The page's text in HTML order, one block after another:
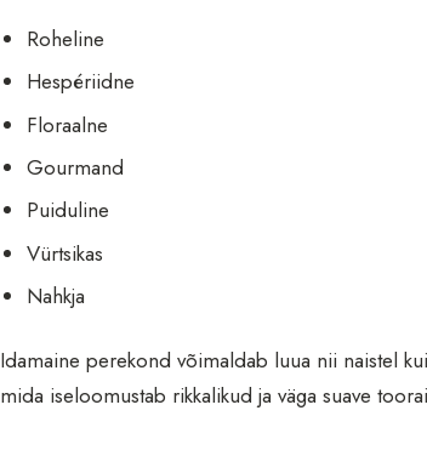
Roheline
Hespériidne
Floraalne
Gourmand
Puiduline
Vürtsikas
Nahkja
Idamaine perekond võimaldab luua nii naistel
mida iseloomustab rikkalikud ja väga suave